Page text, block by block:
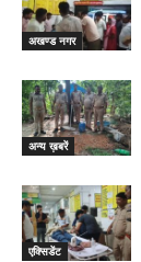
अखण्ड नगर
अन्य ख़बरें
एक्सिडेंट